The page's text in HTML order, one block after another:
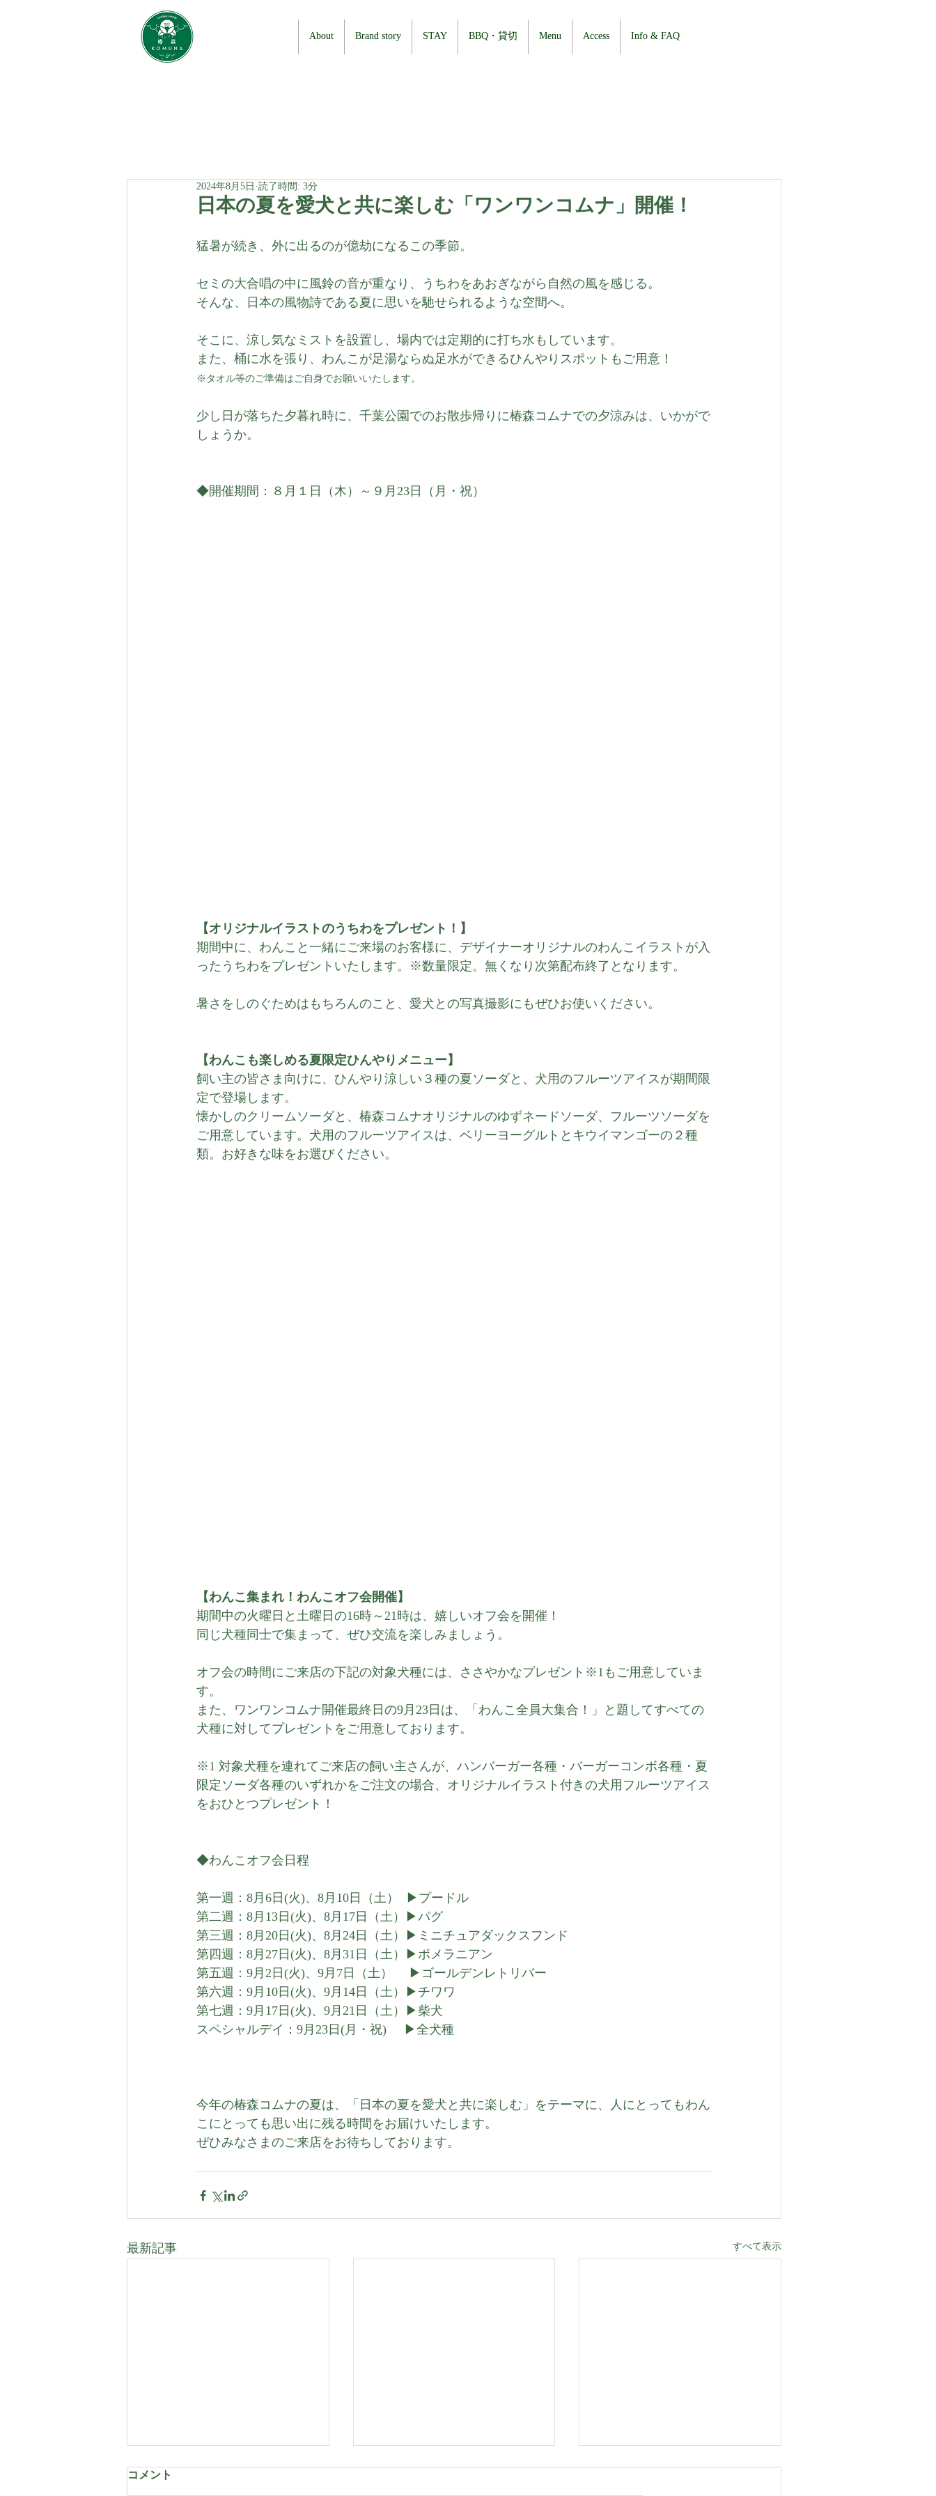
About Brand story STAY BBQ・貸切 Menu Access Info & FAQ
日本の夏を愛犬と共に楽しむ「ワンワンコムナ」開催！
2024年8月5日 読了時間: 3分
猛暑が続き、外に出るのが億劫になるこの季節。
セミの大合唱の中に風鈴の音が重なり、うちわをあおぎながら自然の風を感じる。
そんな、日本の風物詩である夏に思いを馳せられるような空間へ。
そこに、涼し気なミストを設置し、場内では定期的に打ち水もしています。
また、桶に水を張り、わんこが足湯ならぬ足水ができるひんやりスポットもご用意！
※タオル等のご準備はご自身でお願いいたします。
少し日が落ちた夕暮れ時に、千葉公園でのお散歩帰りに椿森コムナでの夕涼みは、いかがで
しょうか。
◆開催期間：８月１日（木）～９月23日（月・祝）
【オリジナルイラストのうちわをプレゼント！】
期間中に、わんこと一緒にご来場のお客様に、デザイナーオリジナルのわんこイラストが入
ったうちわをプレゼントいたします。※数量限定。無くなり次第配布終了となります。
暑さをしのぐためはもちろんのこと、愛犬との写真撮影にもぜひお使いください。
【わんこも楽しめる夏限定ひんやりメニュー】
飼い主の皆さま向けに、ひんやり涼しい３種の夏ソーダと、犬用のフルーツアイスが期間限
定で登場します。
懐かしのクリームソーダと、椿森コムナオリジナルのゆずネードソーダ、フルーツソーダを
ご用意しています。犬用のフルーツアイスは、ベリーヨーグルトとキウイマンゴーの２種
類。お好きな味をお選びください。
【わんこ集まれ！わんこオフ会開催】
期間中の火曜日と土曜日の16時～21時は、嬉しいオフ会を開催！
同じ犬種同士で集まって、ぜひ交流を楽しみましょう。
オフ会の時間にご来店の下記の対象犬種には、ささやかなプレゼント※1もご用意していま
す。
また、ワンワンコムナ開催最終日の9月23日は、「わんこ全員大集合！」と題してすべての
犬種に対してプレゼントをご用意しております。
※1 対象犬種を連れてご来店の飼い主さんが、ハンバーガー各種・バーガーコンボ各種・夏
限定ソーダ各種のいずれかをご注文の場合、オリジナルイラスト付きの犬用フルーツアイス
をおひとつプレゼント！
◆わんこオフ会日程
第一週：8月6日(火)、8月10日（土）  ▶プードル
第二週：8月13日(火)、8月17日（土）▶パグ
第三週：8月20日(火)、8月24日（土）▶ミニチュアダックスフンド
第四週：8月27日(火)、8月31日（土）▶ポメラニアン
第五週：9月2日(火)、9月7日（土）　 ▶ゴールデンレトリバー
第六週：9月10日(火)、9月14日（土）▶チワワ
第七週：9月17日(火)、9月21日（土）▶柴犬
スペシャルデイ：9月23日(月・祝)     ▶全犬種
今年の椿森コムナの夏は、「日本の夏を愛犬と共に楽しむ」をテーマに、人にとってもわん
こにとっても思い出に残る時間をお届けいたします。
ぜひみなさまのご来店をお待ちしております。
最新記事 すべて表示
コメント